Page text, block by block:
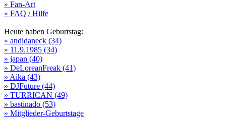
» Fan-Art
» FAQ / Hilfe
Heute haben Geburtstag:
» andidaneck (34)
» 11.9.1985 (34)
» japan (40)
» DeLoreanFreak (41)
» Aika (43)
» DJFuture (44)
» TURRICAN (49)
» bastinado (53)
» Mitglieder-Geburtstage